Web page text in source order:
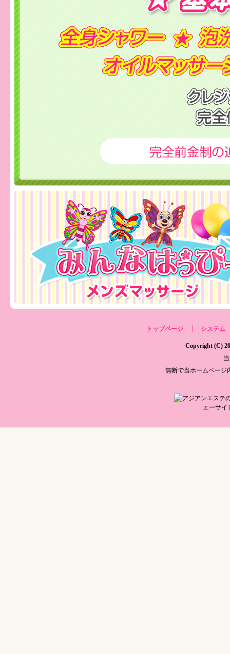
トップページ システム
Copyright (C)
無断で当ホームページ
エーサイ